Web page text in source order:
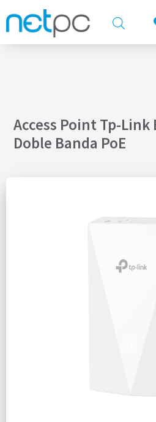
Access Point Tp-Link
Doble Banda PoE